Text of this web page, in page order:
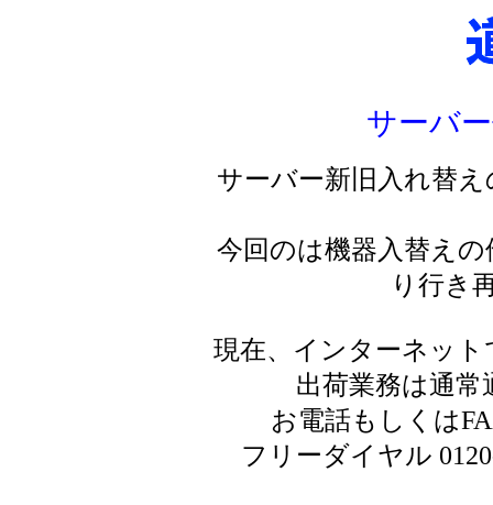
サーバ
サーバー新旧入れ替
今回のは機器入替え
り行き
現在、インターネッ
出荷業務は通
お電話もしくは
フリーダイヤル